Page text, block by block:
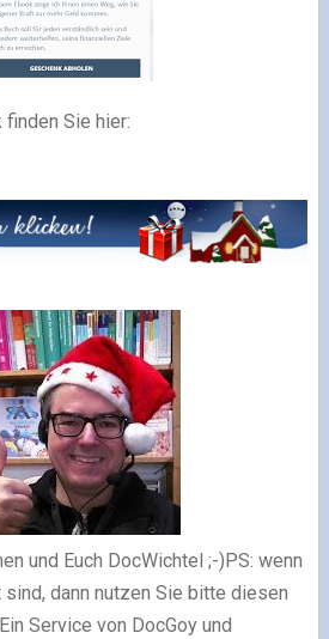
finden Sie hier:
und Euch DocWichtel ;-) PS: wenn
dann nutzen Sie bitte diesen
Service von DocGoy und